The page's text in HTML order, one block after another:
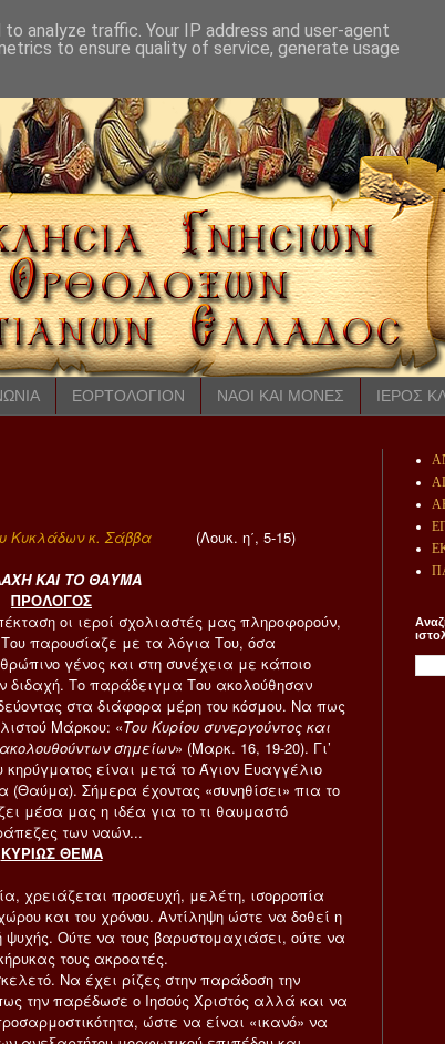
ΕΟΡΤΟΛΟΓΙΟΝ ΝΑΟΙ ΚΑΙ ΜΟΝΕΣ ΙΕΡΟΣ
Κυκλάδων κ. Σάββα (Λουκ. η΄, 5-15)
ΚΑΙ ΤΟ ΘΑΥΜΑ
ΠΡΟΛΟΓΟΣ
οι ιεροί σχολιαστές μας πληροφορούν,
παρουσίαζε με τα λόγια Του, όσα
γένος και στη συνέχεια με κάποιο
διδαχή. Το παράδειγμα Του ακολούθησαν
στα διάφορα μέρη του κόσμου. Να πως
Μάρκου: «Του Κυρίου συνεργούντος και
σημείων» (Μαρκ. 16, 19-20). Γι’
κηρύγματος είναι μετά το Άγιον Ευαγγέλιο
(Θαύμα). Σήμερα έχοντας «συνηθίσει» πια το
μέσα μας η ιδέα για το τι θαυμαστό
των ναών...
ΚΥΡΙΩΣ ΘΕΜΑ
χρειάζεται προσευχή, μελέτη, ισορροπία
και του χρόνου. Αντίληψη ώστε να δοθεί η
Ούτε να τους βαρυστομαχιάσει, ούτε να
τους ακροατές.
Να έχει ρίζες στην παράδοση την
την παρέδωσε ο Ιησούς Χριστός αλλά και να
ώστε να είναι «ικανό» να
analyze traffic. Your IP address and user-agent
to ensure quality of service, generate usage